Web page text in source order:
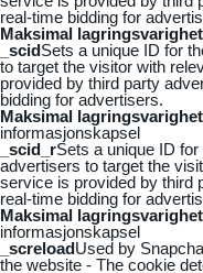
real-time bidding for
Maksimal lagringsvarighet
_scidSets a unique ID for
to target the visitor with
provided by third party
bidding for advertisers.
Maksimal lagringsvarighet
informasjonskapsel
_scid_rSets a unique ID
advertisers to target the
service is provided by third
real-time bidding for
Maksimal lagringsvarighet
informasjonskapsel
_screloadUsed by
the website - The cookie